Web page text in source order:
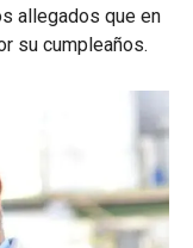
allegados que en
su cumpleaños.